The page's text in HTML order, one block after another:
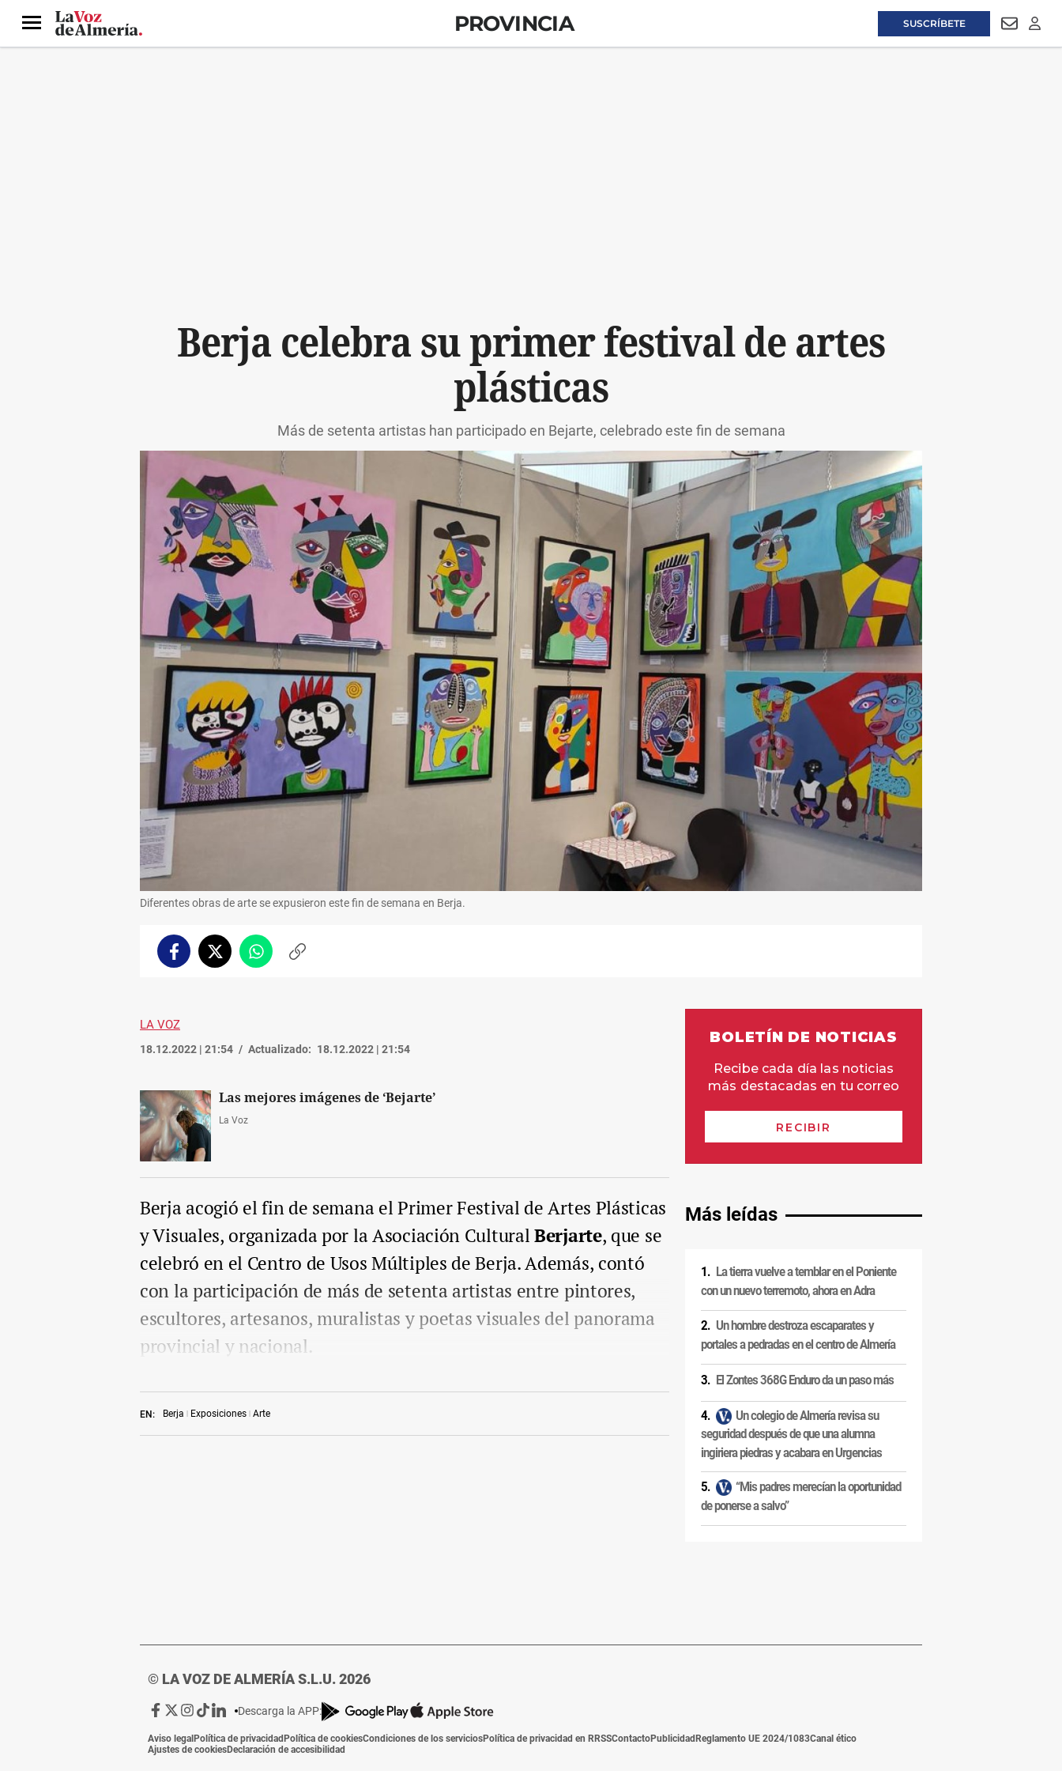
SUSCRÍBETE
Menú PROVINCIA
Berja celebra su primer festival de artes
plásticas
Más de setenta artistas han participado en Bejarte, celebrado este fin de semana
Diferentes obras de arte se expusieron este fin de semana en Berja.
FacebookTwitterWhatsappCopiar
LA VOZ
18.12.2022 | 21:54 Actualizado: 18.12.2022 | 21:54
EN: Berja Exposiciones Arte
Las mejores imágenes de ‘Bejarte’
La Voz
Berja acogió el fin de semana el Primer Festival de Artes Plásticas
y Visuales, organizada por la Asociación CulturalBerjarte, que se
celebró en el Centro de Usos Múltiples de Berja. Además, contó
con la participación de más de setenta artistas entre pintores,
escultores, artesanos, muralistas y poetas visuales del panorama
provincial y nacional.
Más leídas
La tierra vuelve a temblar en el Poniente
con un nuevo terremoto, ahora en Adra
Un hombre destroza escaparates y
portales a pedradas en el centro de Almería
El Zontes 368G Enduro da un paso más
Un colegio de Almería revisa su
seguridad después de que una alumna
ingiriera piedras y acabara en Urgencias
“Mis padres merecían la oportunidad
de ponerse a salvo”
© LA VOZ DE ALMERÍA S.L.U. 2026
Ir
Facebook
Ir
X
Ir
Instagram
Ir
TikTok
Ir
Linkedin
Descarga la APP:
Aviso legalPolítica de privacidadPolítica de cookiesCondiciones de los serviciosPolítica de privacidad en RRSSContactoPublicidadReglamento UE 2024/1083Canal ético
Ajustes de cookiesDeclaración de accesibilidad